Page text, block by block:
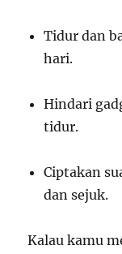
Tidur dan
hari.
Hindari
tidur.
Ciptakan
dan sejuk.
Kalau kamu